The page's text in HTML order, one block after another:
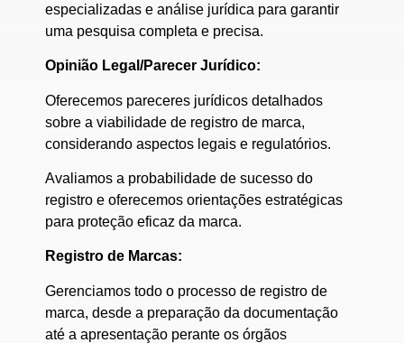
especializadas e análise jurídica para garantir
uma pesquisa completa e precisa.
Opinião Legal/Parecer Jurídico:
Oferecemos pareceres jurídicos detalhados
sobre a viabilidade de registro de marca,
considerando aspectos legais e regulatórios.
Avaliamos a probabilidade de sucesso do
registro e oferecemos orientações estratégicas
para proteção eficaz da marca.
Registro de Marcas:
Gerenciamos todo o processo de registro de
marca, desde a preparação da documentação
até a apresentação perante os órgãos